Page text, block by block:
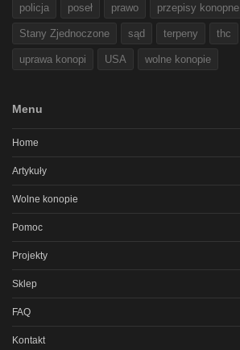
policja poseł prawo przepisy konopne
Stany Zjednoczone sąd terpeny thc
uprawa konopi USA wolne konopie
Menu
Home
Artykuły
Wolne konopie
Pomoc
Projekty
Sklep
FAQ
Kontakt